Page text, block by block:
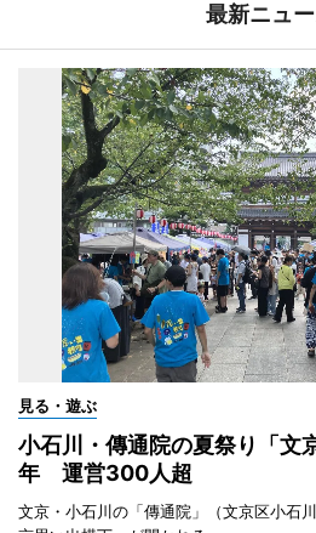
最新ニュ
見る・遊ぶ
小石川・傳通院の夏祭り「文
年 運営300人超
文京・小石川の「傳通院」（文京区小石